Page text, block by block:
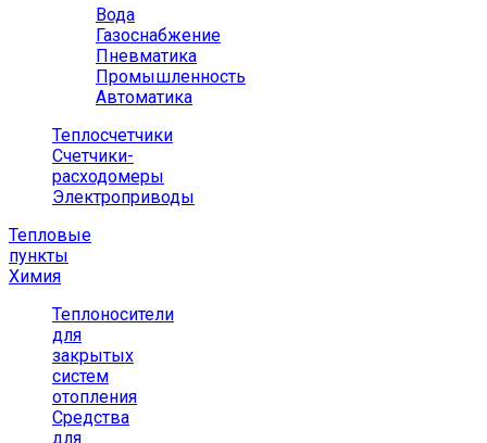
Вода
Газоснабжение
Пневматика
Промышленность
Автоматика
Теплосчетчики
Счетчики-
расходомеры
Электроприводы
Тепловые
пункты
Химия
Теплоносители
для
закрытых
систем
отопления
Средства
для